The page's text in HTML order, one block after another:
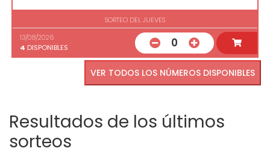
SORTEO DEL JUEVES
13/08/2026
4 DISPONIBLES 0
VER TODOS LOS NÚMEROS DISPONIBLES
Resultados de los últimos
sorteos